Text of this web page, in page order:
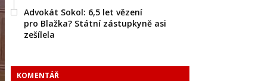
Advokát Sokol: 6,5 let vězení
pro Blažka? Státní zástupkyně asi
zešílela
KOMENTÁŘ